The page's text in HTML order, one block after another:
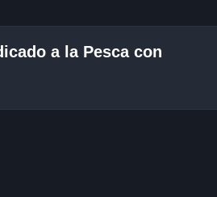
a la Pesca con